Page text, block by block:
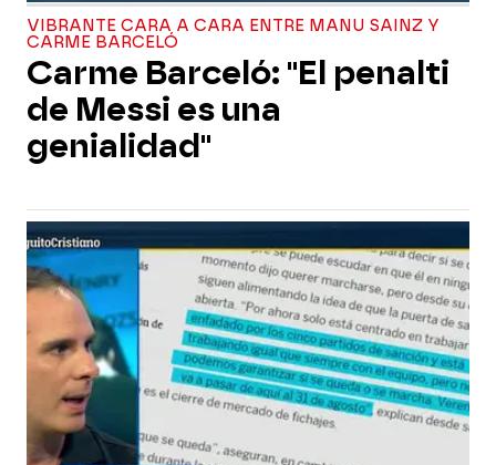
VIBRANTE CARA A CARA ENTRE MANU SAINZ Y
CARME BARCELÓ
Carme Barceló: "El penalti
de Messi es una
genialidad"